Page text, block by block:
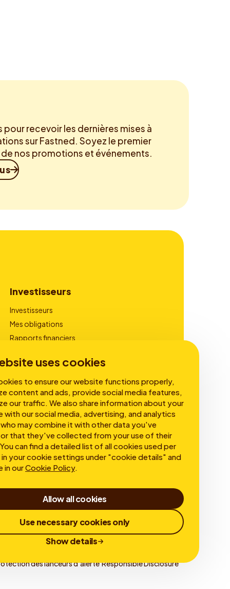
uses cookies
to ensure our website functions properly,
content and ads, provide social media features,
our traffic. We also share information about your
with our social media, advertising, and analytics
may combine it with other data you've
that they've collected from your use of their
can find a detailed list of all cookies used per
your cookie settings under "cookie details" and
in ourCookie Policy.
Allow all cookies
Use necessary cookies only
Show details
recevoir les dernières mises à
sur Fastned. Soyez le premier
nos promotions et événements.
Investisseurs
Investisseurs
Mes obligations
Rapports financiers
des lanceurs d'alerte Responsible Disclosure